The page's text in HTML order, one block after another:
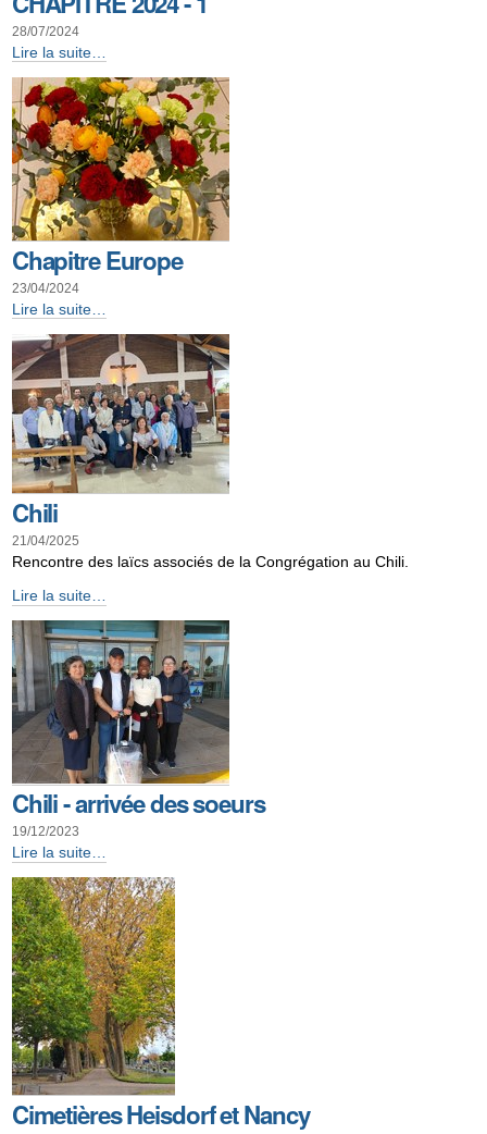
28/07/2024
CHAPITRE
1
-
Lire la suite…
Chapitre Europe
23/04/2024
Chapitre
-
Lire la suite…
Chili
21/04/2025
Rencontre des laïcs associés de la Congrégation au Chili.
Chili
Lire la suite…
Chili - arrivée des soeurs
19/12/2023
Chili
arrivée
des
soeurs
-
Lire la suite…
Cimetières Heisdorf et Nancy